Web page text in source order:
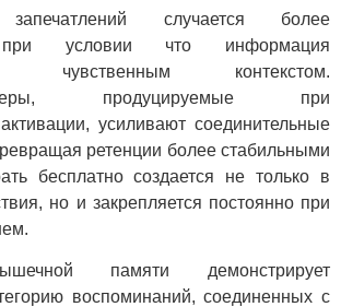
запечатлений случается более
при условии что информация
чувственным контекстом.
продуцируемые при
усиливают соединительные
ретенции более стабильными
бесплатно создается не только в
но и закрепляется постоянно при
памяти демонстрирует
воспоминаний, соединенных с